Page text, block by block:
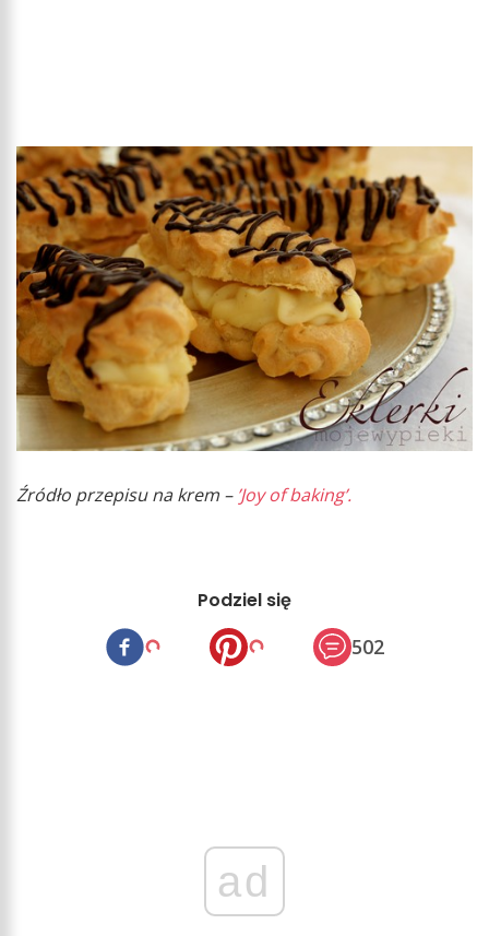
Źródło przepisu na krem – ’Joy of baking’.
Podziel się
502
ad